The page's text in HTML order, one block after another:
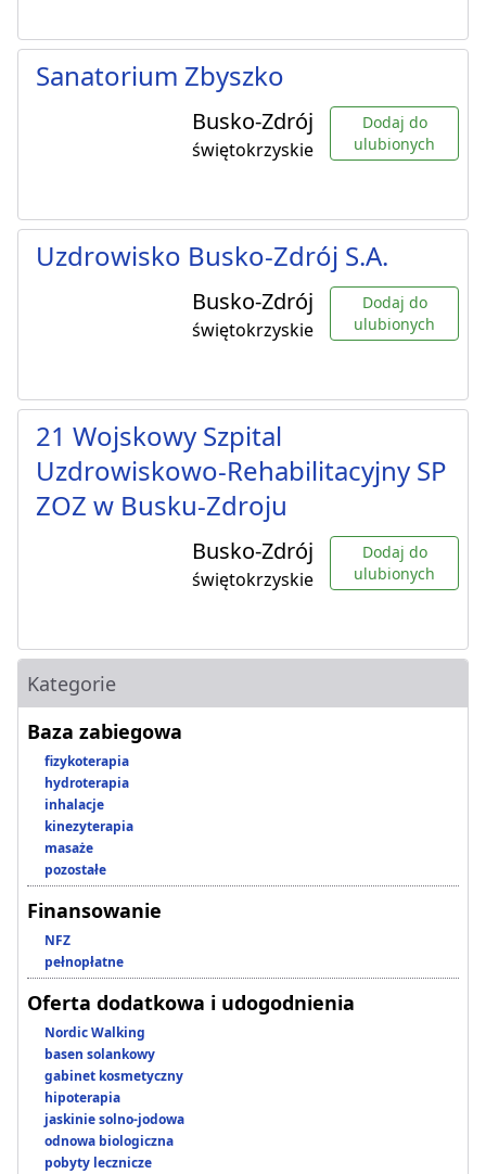
Sanatorium Zbyszko
Busko-Zdrój
świętokrzyskie
Dodaj do
ulubionych
Uzdrowisko Busko-Zdrój S.A.
Busko-Zdrój
świętokrzyskie
Dodaj do
ulubionych
21 Wojskowy Szpital
Uzdrowiskowo-Rehabilitacyjny SP
ZOZ w Busku-Zdroju
Busko-Zdrój
świętokrzyskie
Dodaj do
ulubionych
Kategorie
Baza zabiegowa
fizykoterapia
hydroterapia
inhalacje
kinezyterapia
masaże
pozostałe
Finansowanie
NFZ
pełnopłatne
Oferta dodatkowa i udogodnienia
Nordic Walking
basen solankowy
gabinet kosmetyczny
hipoterapia
jaskinie solno-jodowa
odnowa biologiczna
pobyty lecznicze